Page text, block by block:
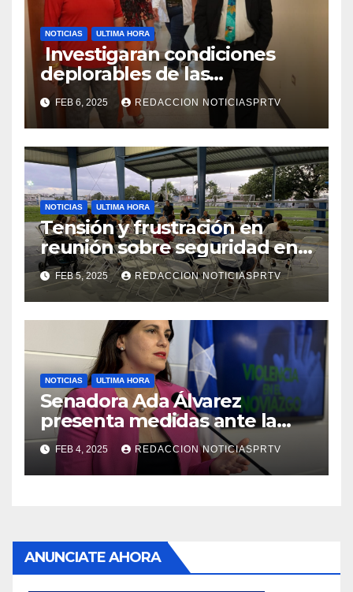
NOTICIAS ULTIMA HORA
Investigaran condiciones
deplorables de las
facilidades el Departamento
de la Salud en Mayagüez
FEB 6, 2025 REDACCION NOTICIASPRTV
NOTICIAS ULTIMA HORA
Tensión y frustración en
reunión sobre seguridad en
Reparto Metropolitano
FEB 5, 2025 REDACCION NOTICIASPRTV
NOTICIAS ULTIMA HORA
Senadora Ada Álvarez
presenta medidas ante la
violencia en el noviazgo
FEB 4, 2025 REDACCION NOTICIASPRTV
ANUNCIATE AHORA